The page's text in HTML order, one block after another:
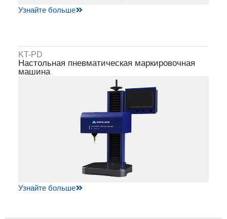
Узнайте больше
KT-PD
Настольная пневматическая маркировочная
машина
Узнайте больше